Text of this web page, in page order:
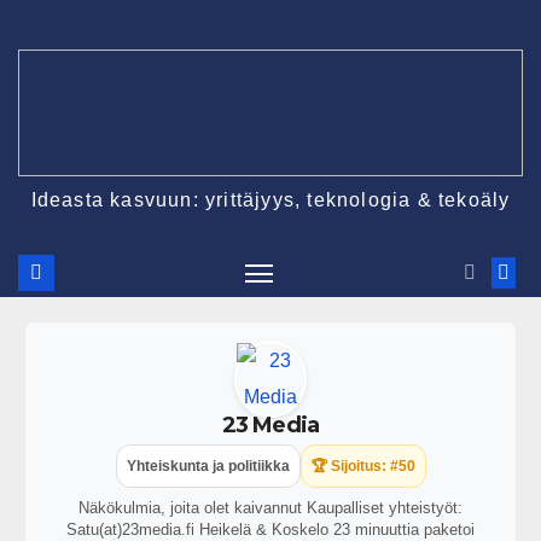
Ideasta kasvuun: yrittäjyys, teknologia & tekoäly
23 Media
Yhteiskunta ja politiikka 🏆 Sijoitus: #50
Näkökulmia, joita olet kaivannut Kaupalliset yhteistyöt:
Satu(at)23media.fi Heikelä & Koskelo 23 minuuttia paketoi